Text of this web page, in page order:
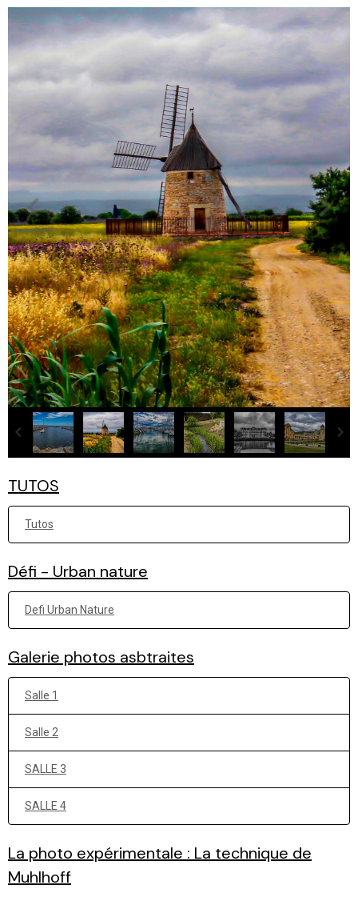
TUTOS
Tutos
Défi - Urban nature
Defi Urban Nature
Galerie photos asbtraites
Salle 1
Salle 2
SALLE 3
SALLE 4
La photo expérimentale : La technique de
Muhlhoff